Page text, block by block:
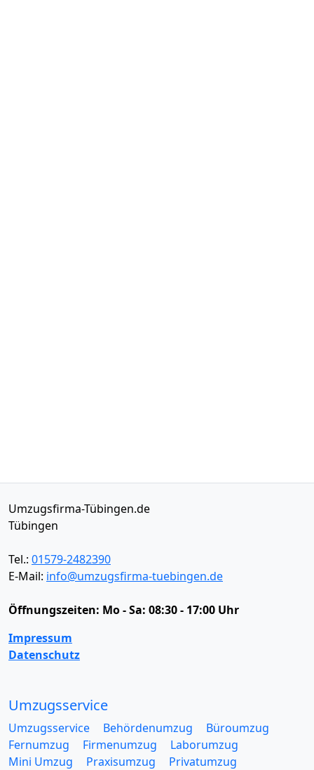
Umzugsfirma-Tübingen.de
Tübingen
Tel.: 01579-2482390
E-Mail: info@umzugsfirma-tuebingen.de
Öffnungszeiten: Mo - Sa: 08:30 - 17:00 Uhr
Impressum
Datenschutz
Umzugsservice
Umzugsservice Behördenumzug
Büroumzug
Fernumzug
Firmenumzug
Laborumzug
Mini Umzug
Praxisumzug
Privatumzug